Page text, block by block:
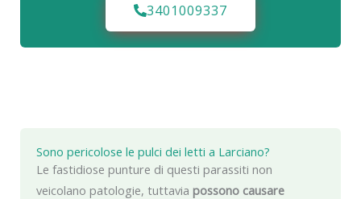
3401009337
Sono pericolose le pulci dei letti a Larciano?
Le fastidiose punture di questi parassiti non
veicolano patologie, tuttavia possono causare